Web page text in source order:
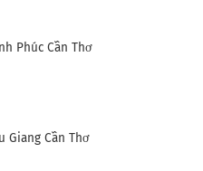
Phúc Cần Thơ
Giang Cần Thơ